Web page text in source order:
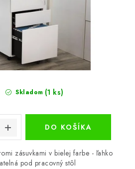
Skladom (1 ks)
DO KOŠÍKA
zásuvkami v bielej farbe - ľahko
pod pracovný stôl